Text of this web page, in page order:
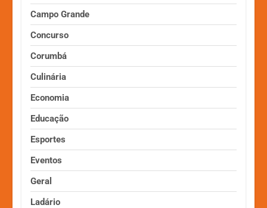
Campo Grande
Concurso
Corumbá
Culinária
Economia
Educação
Esportes
Eventos
Geral
Ladário